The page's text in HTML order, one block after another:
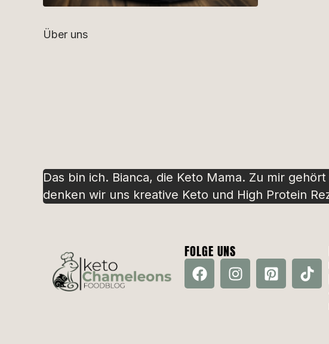
Über uns
Das bin ich. Bianca, die Keto Mama. Zu mir
denken wir uns kreative Keto und High Protein
FOLGE UNS